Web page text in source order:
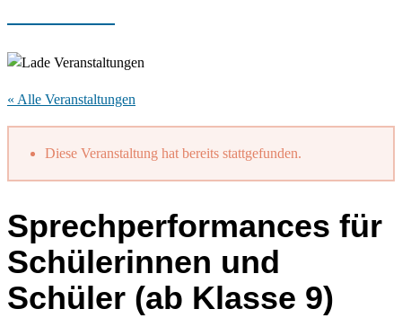
« Alle Veranstaltungen
Diese Veranstaltung hat bereits stattgefunden.
Sprechperformances für
Schülerinnen und
Schüler (ab Klasse 9)